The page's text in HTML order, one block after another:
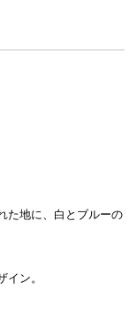
た地に、白とブルーの
ン。